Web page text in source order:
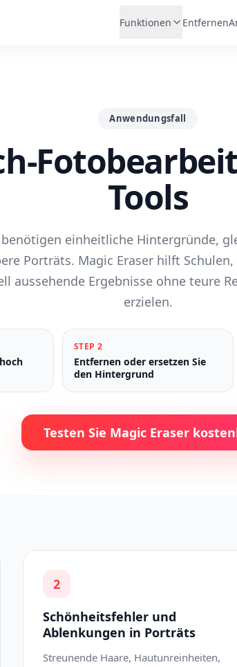
Funktionen Entfernen
Anwendungsfall
Tools
einheitliche Hintergründe,
Porträts. Magic Eraser hilft
aussehende Ergebnisse ohne teure
erzielen.
STEP 2
Entfernen oder ersetzen Sie
den Hintergrund
Testen Sie Magic Eraser
2
Schönheitsfehler und
Ablenkungen in Porträts
Streunende Haare, Hautunreinheiten,